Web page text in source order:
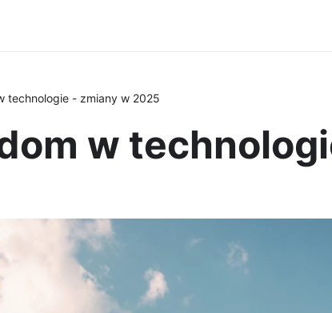
technologie - zmiany w 2025
w